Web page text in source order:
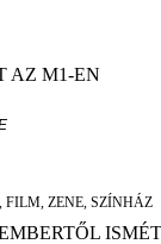
AZ M1-EN
FILM, ZENE, SZÍNHÁZ
ISMÉT